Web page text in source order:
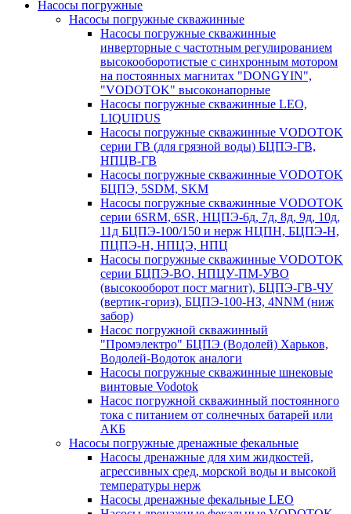
Насосы погружные
Насосы погружные скважинные
Насосы погружные скважинные
инверторные с частотным регулированием
высокооборотистые с синхронным мотором
на постоянных магнитах "DONGYIN",
"VODOTOK" высоконапорные
Насосы погружные скважинные LEO,
LIQUIDUS
Насосы погружные скважинные VODOTOK
серии ГВ (для грязной воды) БЦПЭ-ГВ,
НПЦВ-ГВ
Насосы погружные скважинные VODOTOK
БЦПЭ, 5SDM, SKM
Насосы погружные скважинные VODOTOK
серии 6SRM, 6SR, НЦПЭ-6д, 7д, 8д, 9д, 10д,
11д БЦПЭ-100/150 и нерж НЦПН, БЦПЭ-Н,
ПЦПЭ-Н, НПЦЭ, НПЦ
Насосы погружные скважинные VODOTOK
серии БЦПЭ-ВО, НПЦУ-ПМ-УВО
(высокооборот пост магнит), БЦПЭ-ГВ-ЧУ
(вертик-гориз), БЦПЭ-100-НЗ, 4NNM (ниж
забор)
Насос погружной скважинный
"Промэлектро" БЦПЭ (Водолей) Харьков,
Водолей-Водоток аналоги
Насосы погружные скважинные шнековые
винтовые Vodotok
Насос погружной скважинный постоянного
тока с питанием от солнечных батарей или
АКБ
Насосы погружные дренажные фекальные
Насосы дренажные для хим жидкостей,
агрессивных сред, морской воды и высокой
температуры нерж
Насосы дренажные фекальные LEO